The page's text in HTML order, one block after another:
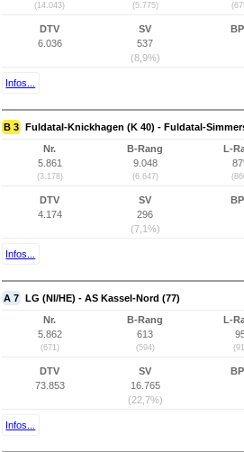
(14.043) (5.775)
DTV
6.036
SV
537
(8,9%)
Infos...
B 3 Fuldatal-Knickhagen (K 40) - Fuldatal-
Nr.
5.861
(3.178)
B-Rang
9.048
(6.647)
L-
DTV
4.174
SV
296
(7,1%)
Infos...
A 7 LG (NI/HE) - AS Kassel-Nord (77)
Nr.
5.862
(671)
B-Rang
613
(594)
L-
DTV
73.853
SV
16.765
(22,7%)
Infos...